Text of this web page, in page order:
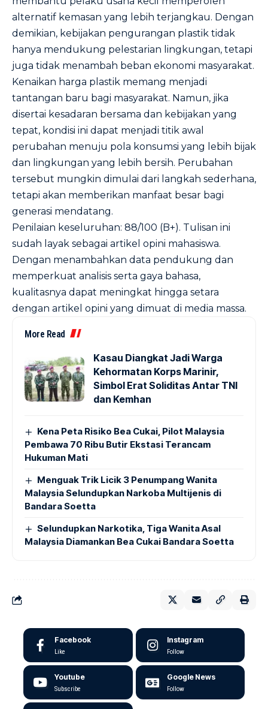
alternatif kemasan yang lebih terjangkau. Dengan
demikian, kebijakan pengurangan plastik tidak
hanya mendukung pelestarian lingkungan, tetapi
juga tidak menambah beban ekonomi masyarakat.
Kenaikan harga plastik memang menjadi
tantangan baru bagi masyarakat. Namun, jika
disertai kesadaran bersama dan kebijakan yang
tepat, kondisi ini dapat menjadi titik awal
perubahan menuju pola konsumsi yang lebih bijak
dan lingkungan yang lebih bersih. Perubahan
tersebut mungkin dimulai dari langkah sederhana,
tetapi akan memberikan manfaat besar bagi
generasi mendatang.
Penilaian keseluruhan: 88/100 (B+). Tulisan ini
sudah layak sebagai artikel opini mahasiswa.
Dengan menambahkan data pendukung dan
memperkuat analisis serta gaya bahasa,
kualitasnya dapat meningkat hingga setara
dengan artikel opini yang dimuat di media massa.
More Read
Kasau Diangkat Jadi Warga
Kehormatan Korps Marinir,
Simbol Erat Soliditas Antar TNI
dan Kemhan
Kena Peta Risiko Bea Cukai, Pilot Malaysia
Pembawa 70 Ribu Butir Ekstasi Terancam
Hukuman Mati
Menguak Trik Licik 3 Penumpang Wanita
Malaysia Selundupkan Narkoba Multijenis di
Bandara Soetta
Selundupkan Narkotika, Tiga Wanita Asal
Malaysia Diamankan Bea Cukai Bandara Soetta
Facebook
Like
Instagram
Follow
Youtube
Subscribe
Google News
Follow